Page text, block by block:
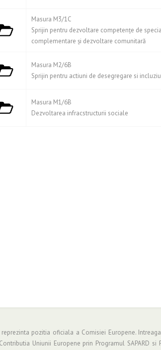
Masura M3/1C
Sprijin pentru dezvoltare competențe de
complementare și dezvoltare comunitară
Masura M2/6B
Sprijin pentru actiuni de desegregare si
Masura M1/6B
Dezvoltarea infracstructurii sociale
pozitia oficiala a Comisiei Europene.
Uniunii Europene prin Programul SAPARD